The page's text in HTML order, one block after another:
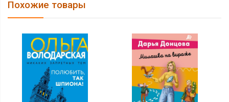
Похожие товары